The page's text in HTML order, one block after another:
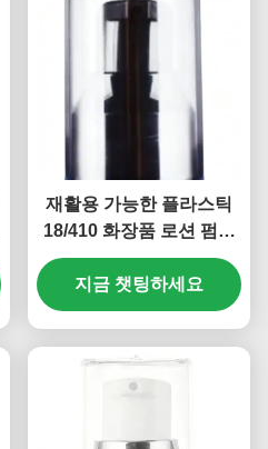
재활용 가능한 플라스틱
18/410 화장품 로션 펌프
어린이 보호 (MC-121)
지금 챗팅하세요